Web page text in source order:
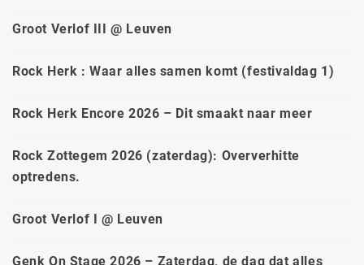
Groot Verlof III @ Leuven
Rock Herk : Waar alles samen komt (festivaldag 1)
Rock Herk Encore 2026 – Dit smaakt naar meer
Rock Zottegem 2026 (zaterdag): Oververhitte
optredens.
Groot Verlof I @ Leuven
Genk On Stage 2026 – Zaterdag, de dag dat alles